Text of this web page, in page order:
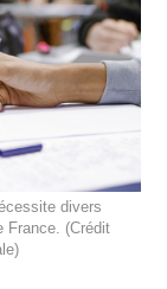
divers
France. (Crédit